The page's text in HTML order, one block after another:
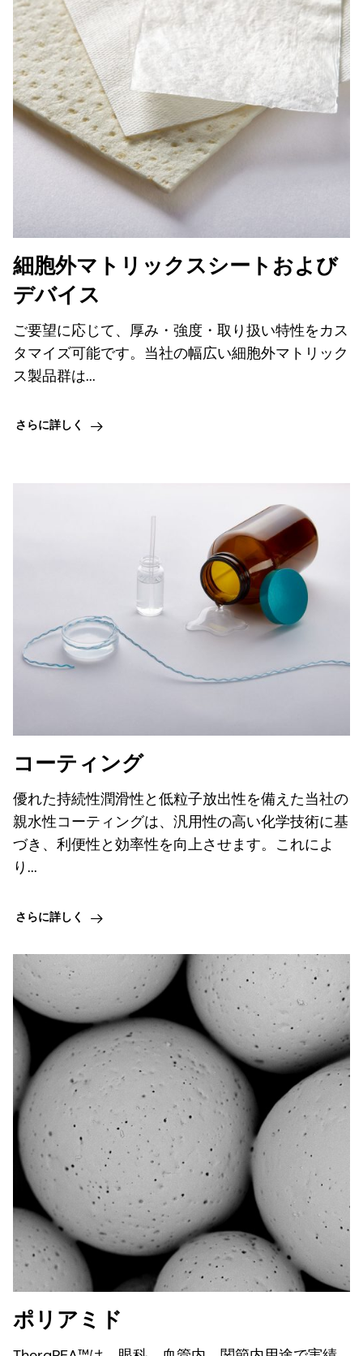
細胞外マトリックスシートおよび
デバイス
ご要望に応じて、厚み・強度・取り扱い特性をカス
タマイズ可能です。当社の幅広い細胞外マトリック
ス製品群は...
さらに詳しく
コーティング
優れた持続性潤滑性と低粒子放出性を備えた当社の
親水性コーティングは、汎用性の高い化学技術に基
づき、利便性と効率性を向上させます。これによ
り...
さらに詳しく
ポリアミド